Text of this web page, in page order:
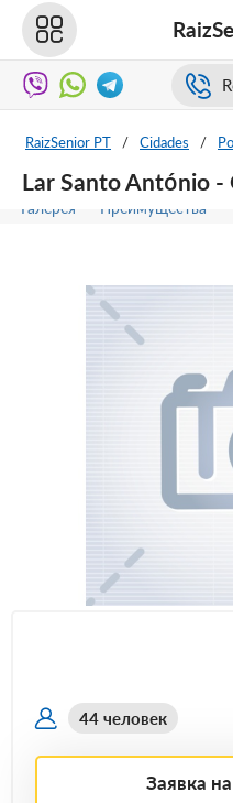
RaizSenior PT / Cidades /
Lar Santo António -
Галерея Преимущества
44 человек
Заявка